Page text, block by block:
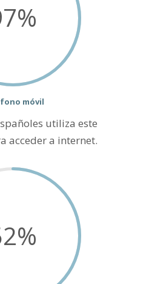
%
móvil
utiliza este
acceder a internet.
%